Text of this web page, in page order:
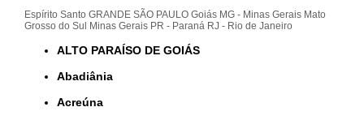
Espírito Santo GRANDE SÃO PAULO Goiás MG - Minas Gerais Mato
Grosso do Sul Minas Gerais PR - Paraná RJ - Rio de Janeiro
ALTO PARAÍSO DE GOIÁS
Abadiânia
Acreúna